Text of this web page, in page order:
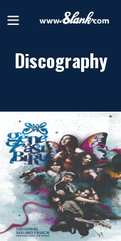
Discography